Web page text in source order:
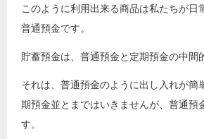
このように利用出来る商品は私たちが日
普通預金です。
貯蓄預金は、普通預金と定期預金の中間
それは、普通預金のように出し入れが簡
期預金並とまではいきませんが、普通預
す。